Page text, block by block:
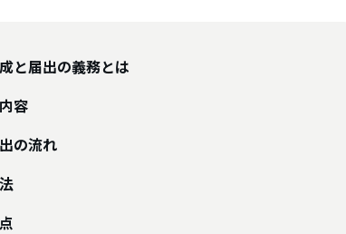
と届出の義務とは
容
の流れ